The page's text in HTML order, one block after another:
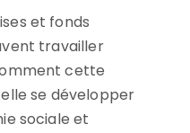
et fonds
travailler
cette
se développer
sociale et